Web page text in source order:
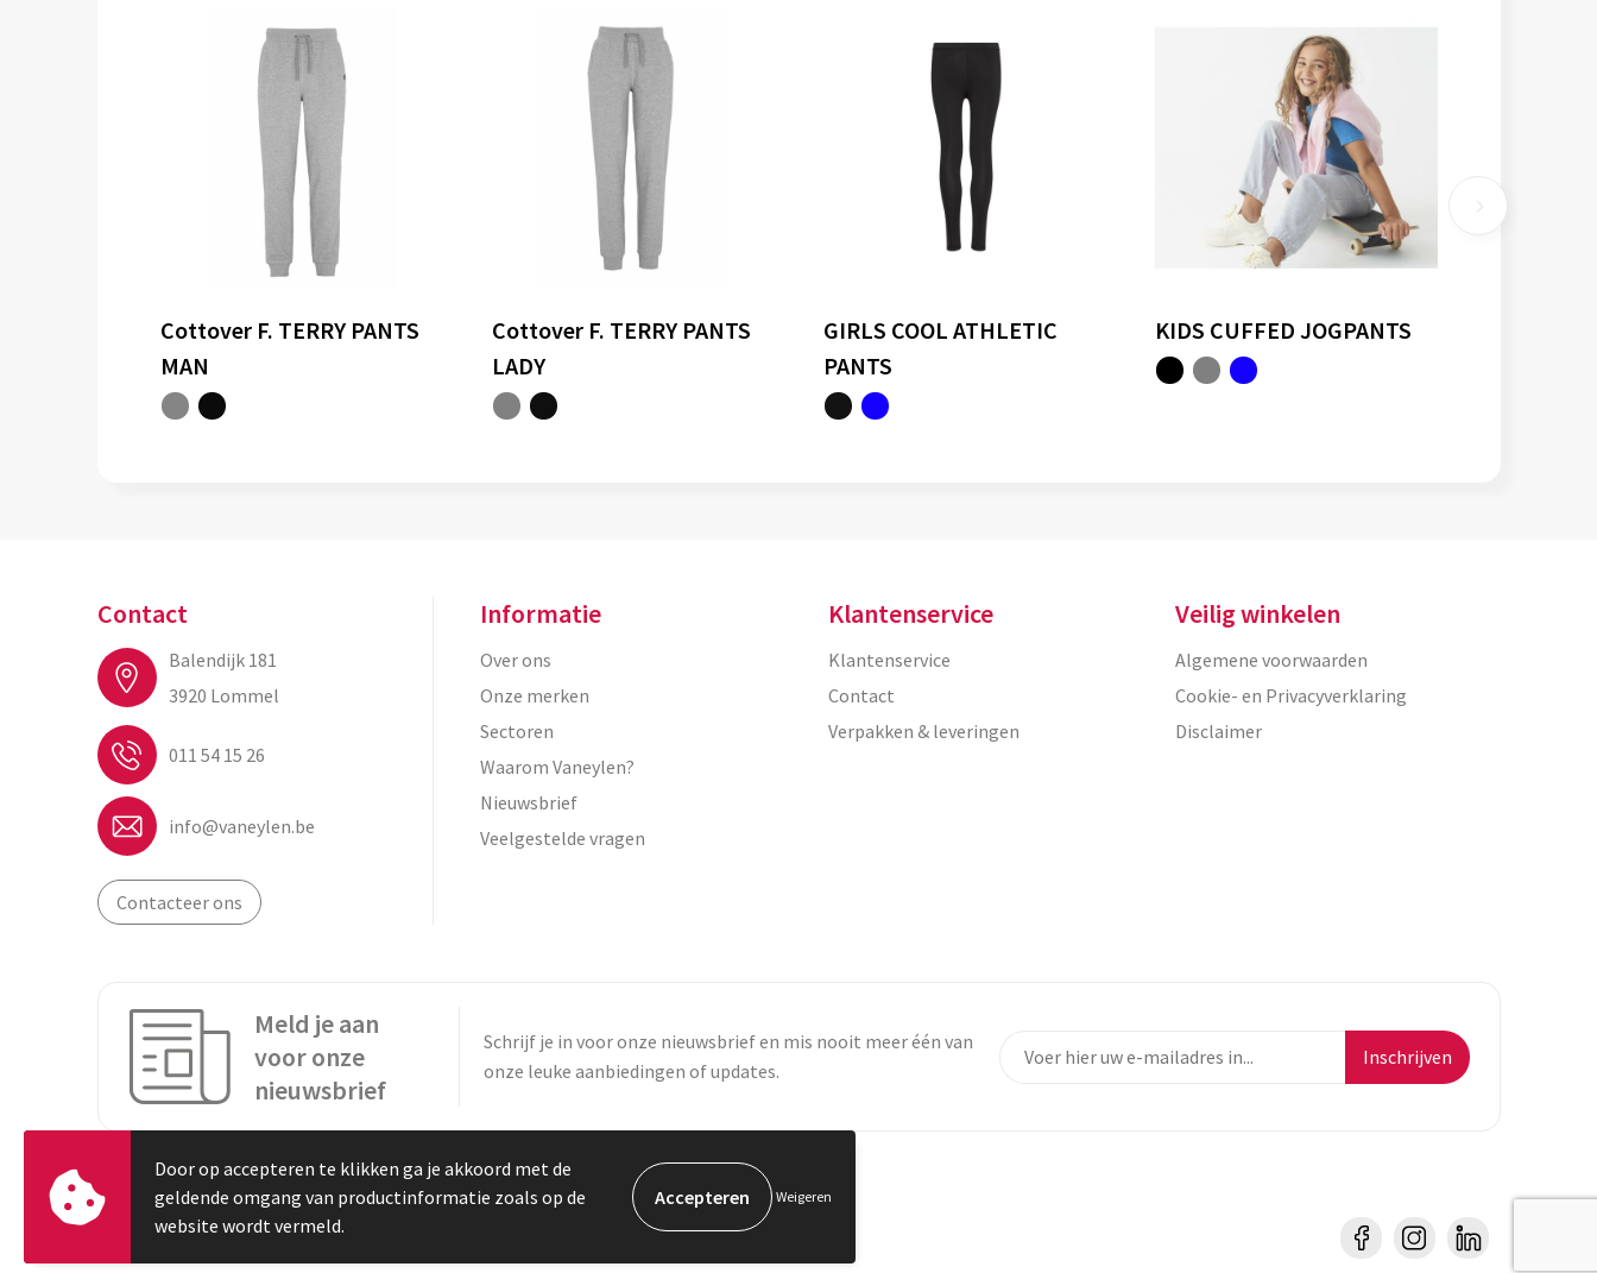
Cottover F. TERRY PANTS
MAN
Cottover F. TERRY PANTS
LADY
GIRLS COOL ATHLETIC
PANTS
KIDS CUFFED JOGPANTS
Contact
Balendijk 181
3920 Lommel
011 54 15 26
info@vaneylen.be
Contacteer ons
Informatie
Over ons
Onze merken
Sectoren
Waarom Vaneylen?
Nieuwsbrief
Veelgestelde vragen
Klantenservice
Klantenservice
Contact
Verpakken & leveringen
Veilig winkelen
Algemene voorwaarden
Cookie- en Privacyverklaring
Disclaimer
Meld je aan
voor onze
nieuwsbrief
Schrijf je in voor onze nieuwsbrief en mis nooit meer één van
onze leuke aanbiedingen of updates.
Inschrijven
© Copyright Vaneylen 2023
Door op accepteren te klikken ga je akkoord met de
geldende omgang van productinformatie zoals op de
website wordt vermeld.
Weigeren